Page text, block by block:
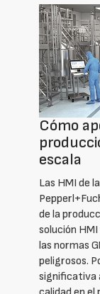
Cómo
escala
Las HMI de
de la
solución
las normas
peligrosos.
significativa